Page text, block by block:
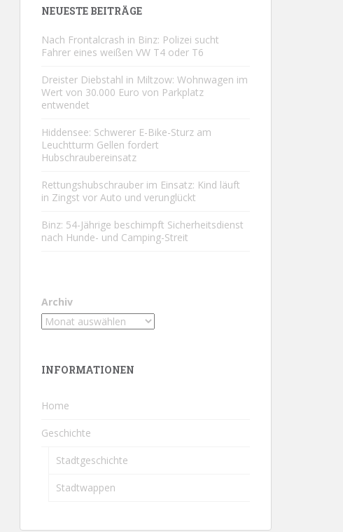
NEUESTE BEITRÄGE
Nach Frontalcrash in Binz: Polizei sucht
Fahrer eines weißen VW T4 oder T6
Dreister Diebstahl in Miltzow: Wohnwagen im
Wert von 30.000 Euro von Parkplatz
entwendet
Hiddensee: Schwerer E-Bike-Sturz am
Leuchtturm Gellen fordert
Hubschraubereinsatz
Rettungshubschrauber im Einsatz: Kind läuft
in Zingst vor Auto und verunglückt
Binz: 54-Jährige beschimpft Sicherheitsdienst
nach Hunde- und Camping-Streit
Archiv
INFORMATIONEN
Home
Geschichte
Stadtgeschichte
Stadtwappen